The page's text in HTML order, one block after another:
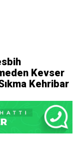
Kevser
Kehribar